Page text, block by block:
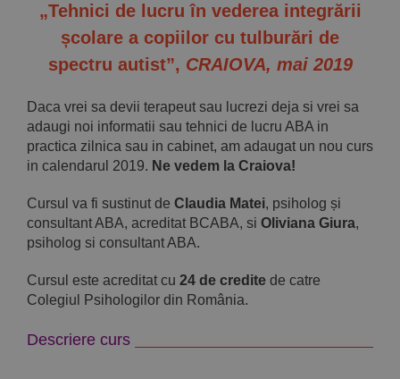
„Tehnici de lucru în vederea integrării
școlare a copiilor cu tulburări de
spectru autist”, CRAIOVA, mai 2019
Daca vrei sa devii terapeut sau lucrezi deja si vrei sa
adaugi noi informatii sau tehnici de lucru ABA in
practica zilnica sau in cabinet, am adaugat un nou curs
in calendarul 2019. Ne vedem la Craiova!
Cursul va fi sustinut de Claudia Matei, psiholog și
consultant ABA, acreditat BCABA, si Oliviana Giura,
psiholog si consultant ABA.
Cursul este acreditat cu 24 de credite de catre
Colegiul Psihologilor din România.
Descriere curs